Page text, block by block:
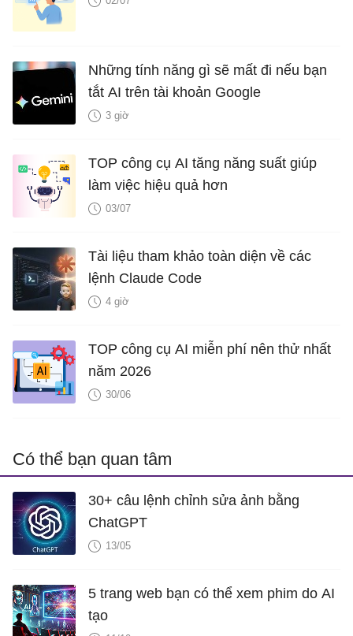
Những tính năng gì sẽ mất đi nếu bạn
tắt AI trên tài khoản Google
3 giờ
TOP công cụ AI tăng năng suất giúp
làm việc hiệu quả hơn
03/07
Tài liệu tham khảo toàn diện về các
lệnh Claude Code
4 giờ
TOP công cụ AI miễn phí nên thử nhất
năm 2026
30/06
Có thể bạn quan tâm
30+ câu lệnh chỉnh sửa ảnh bằng
ChatGPT
13/05
5 trang web bạn có thể xem phim do AI
tạo